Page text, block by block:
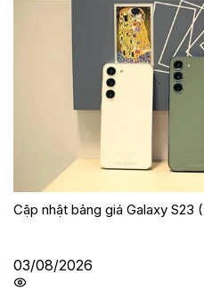
Cập nhật bảng giá Galaxy S23
03/08/2026